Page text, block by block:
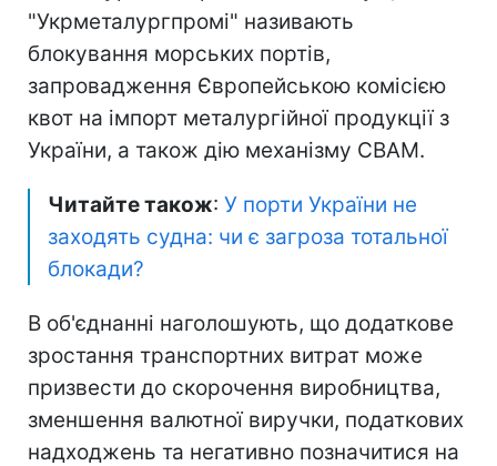
"Укрметалургпромі" називають
блокування морських портів,
запровадження Європейською комісією
квот на імпорт металургійної продукції з
України, а також дію механізму CBAM.
Читайте також: У порти України не
заходять судна: чи є загроза тотальної
блокади?
В об'єднанні наголошують, що додаткове
зростання транспортних витрат може
призвести до скорочення виробництва,
зменшення валютної виручки, податкових
надходжень та негативно позначитися на